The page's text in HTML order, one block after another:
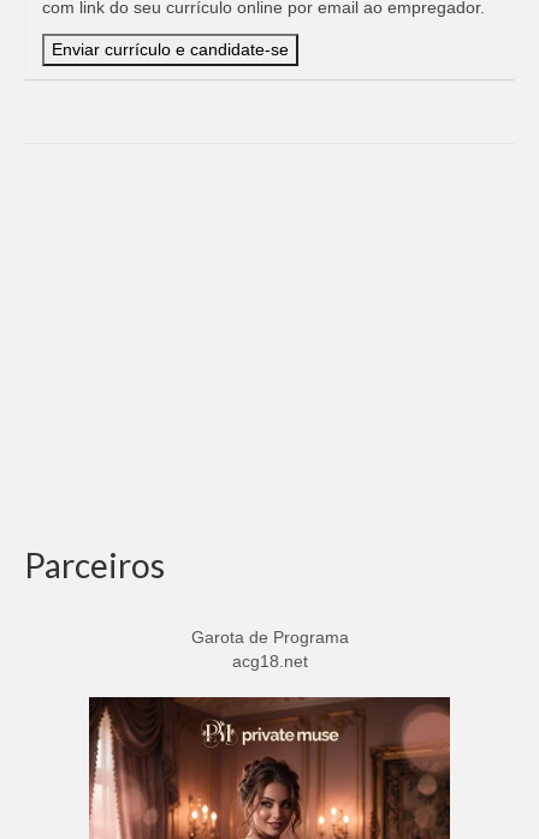
com link do seu currículo online por email ao empregador.
Parceiros
Garota de Programa
acg18.net